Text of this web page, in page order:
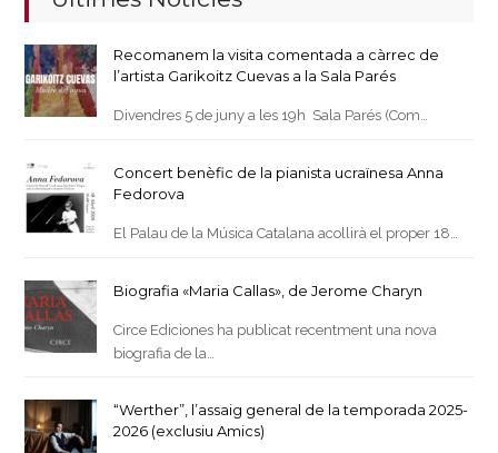
Recomanem la visita comentada a càrrec de
l’artista Garikoitz Cuevas a la Sala Parés
Divendres 5 de juny a les 19h Sala Parés (Com…
Concert benèfic de la pianista ucraïnesa Anna
Fedorova
El Palau de la Música Catalana acollirà el proper 18…
Biografia «Maria Callas», de Jerome Charyn
Circe Ediciones ha publicat recentment una nova
biografia de la…
“Werther”, l’assaig general de la temporada 2025-
2026 (exclusiu Amics)